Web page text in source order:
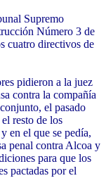
Supremo
Número 3 de
cuatro directivos de
pidieron a la juez
contra la compañía
el pasado
resto de los
en el que se pedía,
penal contra Alcoa y
para que los
pactadas por el